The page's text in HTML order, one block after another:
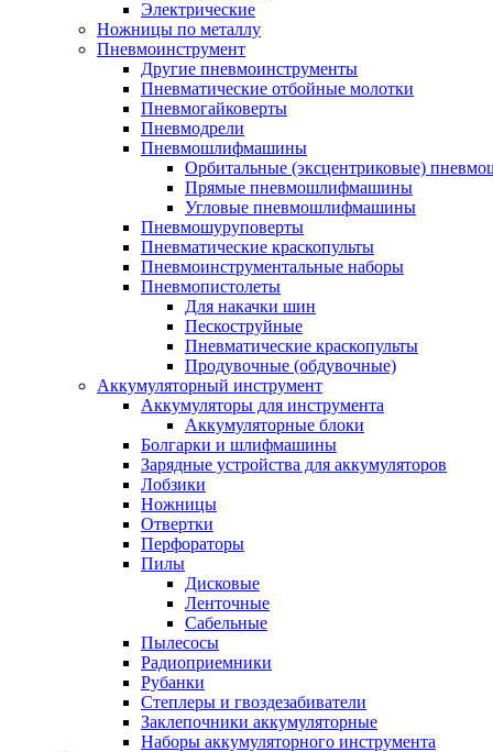
Электрические
Ножницы по металлу
Пневмоинструмент
Другие пневмоинструменты
Пневматические отбойные молотки
Пневмогайковерты
Пневмодрели
Пневмошлифмашины
Орбитальные (эксцентриковые)
Прямые пневмошлифмашины
Угловые пневмошлифмашины
Пневмошуруповерты
Пневматические краскопульты
Пневмоинструментальные наборы
Пневмопистолеты
Для накачки шин
Пескоструйные
Пневматические краскопульты
Продувочные (обдувочные)
Аккумуляторный инструмент
Аккумуляторы для инструмента
Аккумуляторные блоки
Болгарки и шлифмашины
Зарядные устройства для аккумуляторов
Лобзики
Ножницы
Отвертки
Перфораторы
Пилы
Дисковые
Ленточные
Сабельные
Пылесосы
Радиоприемники
Рубанки
Степлеры и гвоздезабиватели
Заклепочники аккумуляторные
Наборы аккумуляторного инструмента